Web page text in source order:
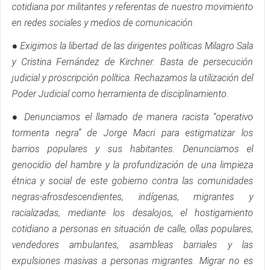
cotidiana por militantes y referentas de nuestro movimiento
en redes sociales y medios de comunicación.
● Exigimos la libertad de las dirigentes políticas Milagro Sala
y Cristina Fernández de Kirchner. Basta de persecución
judicial y proscripción política. Rechazamos la utilización del
Poder Judicial como herramienta de disciplinamiento.
● Denunciamos el llamado de manera racista “operativo
tormenta negra” de Jorge Macri para estigmatizar los
barrios populares y sus habitantes. Denunciamos el
genocidio del hambre y la profundización de una limpieza
étnica y social de este gobierno contra las comunidades
negras-afrosdescendientes, indígenas, migrantes y
racializadas, mediante los desalojos, el hostigamiento
cotidiano a personas en situación de calle, ollas populares,
vendedores ambulantes, asambleas barriales y las
expulsiones masivas a personas migrantes. Migrar no es